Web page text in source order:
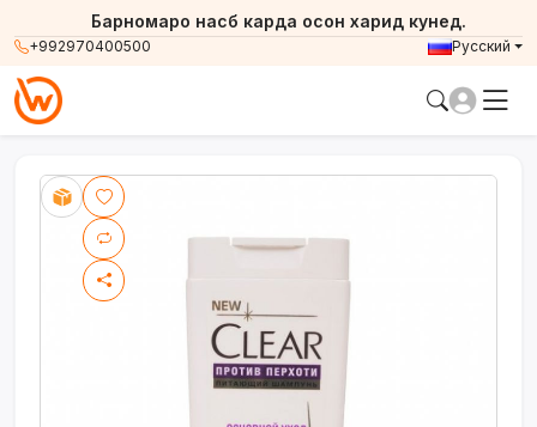
+992970400500
Барномаро насб карда осон харид кунед.
Русский